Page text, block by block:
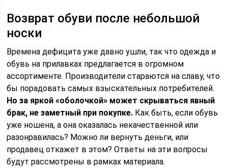
Возврат обуви после небольшой
носки
Времена дефицита уже давно ушли, так что одежда и
обувь на прилавках предлагается в огромном
ассортименте. Производители стараются на славу, что
бы порадовать самых взыскательных потребителей.
Но за яркой «оболочкой» может скрываться явный
брак, не заметный при покупке. Как быть, если обувь
уже ношена, а она оказалась некачественной или
разонравилась? Можно ли вернуть деньги, или
продавец откажет в этом? Ответы на эти вопросы
будут рассмотрены в рамках материала.